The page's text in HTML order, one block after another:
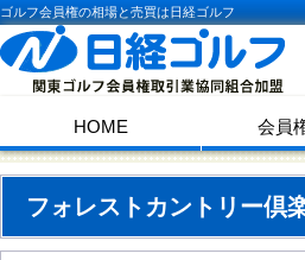
ゴルフ会員権の相場と売買は日経ゴルフ
HOME 会員
フォレストカントリー倶